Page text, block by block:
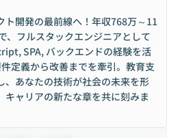
ト開発の最前線へ！年収768万～11
、フルスタックエンジニアとして
SPA, バックエンドの経験を活
定義から改善までを牽引。教育支
、あなたの技術が社会の未来を形
キャリアの新たな章を共に刻みま